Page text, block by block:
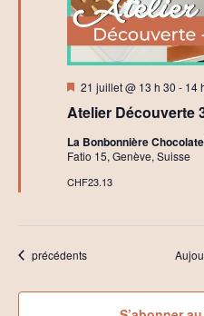
Atelier Découverte
Mis
avant
21 juillet @ 13 h 30 - 14
La Bonbonnière
Fatio 15, Genève, Suisse
CHF23.13
Évènements
précédents